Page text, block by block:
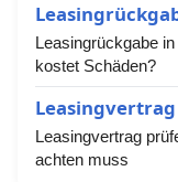
Leasingrückgabe
kostet Schäden?
Leasingvertrag
achten muss